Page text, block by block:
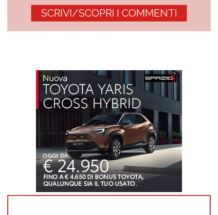
SCRIVI/SCOPRI I COMMENTI